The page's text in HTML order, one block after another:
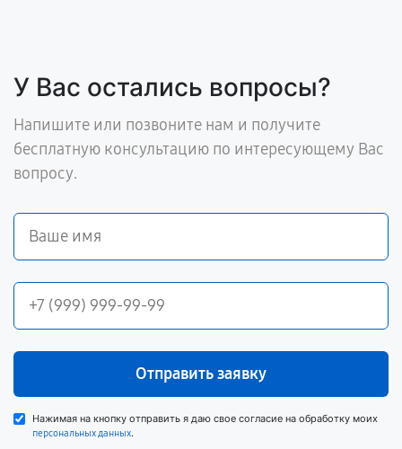
У Вас остались вопросы?
Напишите или позвоните нам и получите
бесплатную консультацию по интересующему Вас
вопросу.
Отправить заявку
Нажимая на кнопку отправить я даю свое согласие на обработку моих
персональных данных.